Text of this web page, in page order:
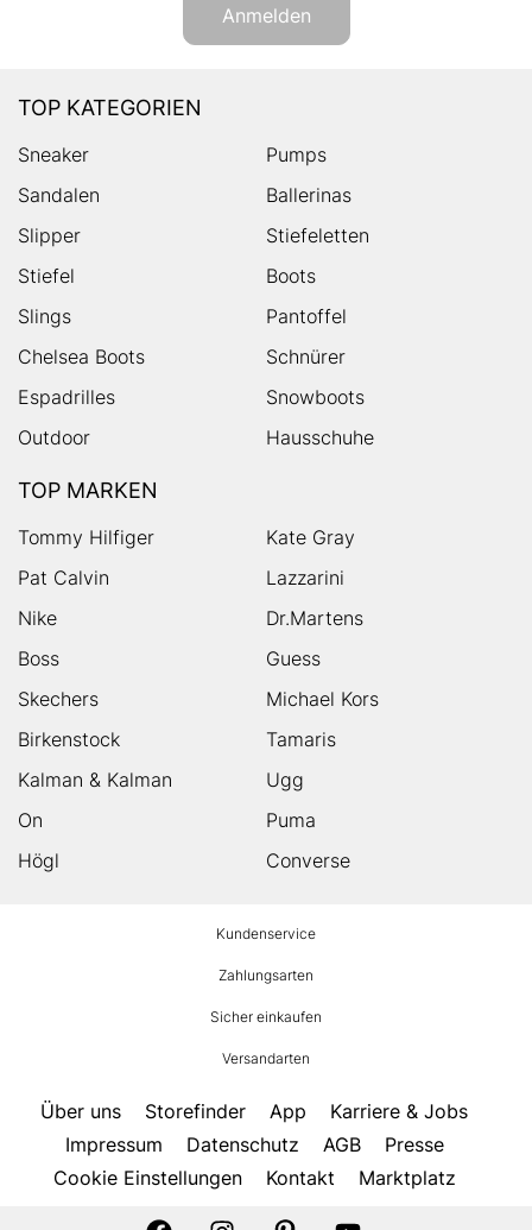
Anmelden
TOP KATEGORIEN
Sneaker
Pumps
Sandalen
Ballerinas
Slipper
Stiefeletten
Stiefel
Boots
Slings
Pantoffel
Chelsea Boots
Schnürer
Espadrilles
Snowboots
Outdoor
Hausschuhe
TOP MARKEN
Tommy Hilfiger
Kate Gray
Pat Calvin
Lazzarini
Nike
Dr.Martens
Boss
Guess
Skechers
Michael Kors
Birkenstock
Tamaris
Kalman & Kalman
Ugg
On
Puma
Högl
Converse
Kundenservice
Zahlungsarten
Sicher einkaufen
Versandarten
Über uns Storefinder App
Karriere & Jobs
Impressum
Datenschutz AGB
Presse
Cookie Einstellungen
Kontakt Marktplatz